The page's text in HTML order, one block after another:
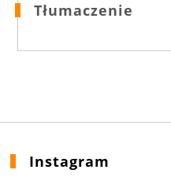
Tłumaczenie
Instagram